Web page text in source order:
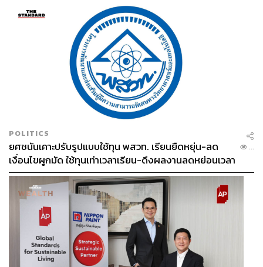
POLITICS
ยศชนันเคาะปรับรูปแบบใช้ทุน พสวท. เรียนยืดหยุ่น-ลด
เงื่อนไขผูกมัด ใช้ทุนเท่าเวลาเรียน-ดึงผลงานลดหย่อนเวลา
ดันให้มีผลย้อนหลัง
...